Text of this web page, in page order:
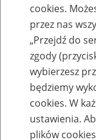
Komunikatycookies.
przez nas
„Przejdź do
zgody
wybierzesz
będziemy
cookies. W
ustawienia.
plików